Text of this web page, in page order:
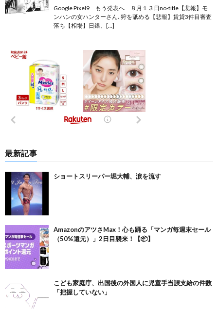
Google Pixel9 もう発表へ ８月１３日no-title【悲報】モ
ンハンの女ハンターさん､狩を舐める【悲報】賃貸3件目審査
落ち【相場】日銀、[…]
最新記事
ショートスリーパー堀大輔、涙を流す
AmazonのアツさMax！心も踊る「マンガ毎週末セール
（50%還元）」2日目襲来！【📦】
こども家庭庁、出国後の外国人に児童手当誤支給の件数
「把握していない」